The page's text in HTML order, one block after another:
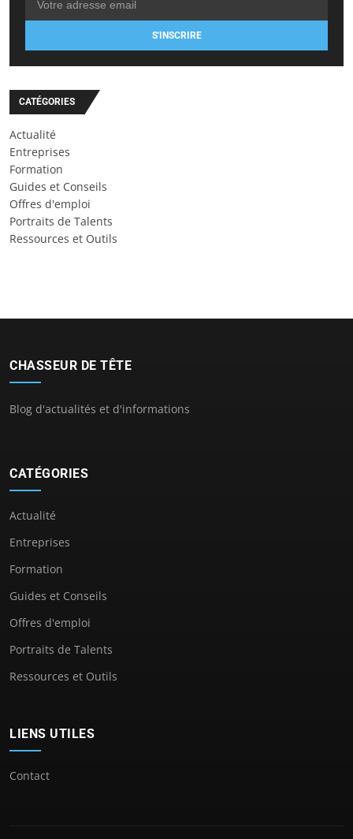
S'INSCRIRE
CATÉGORIES
Actualité
Entreprises
Formation
Guides et Conseils
Offres d'emploi
Portraits de Talents
Ressources et Outils
CHASSEUR DE TÊTE
Blog d'actualités et d'informations
CATÉGORIES
Actualité
Entreprises
Formation
Guides et Conseils
Offres d'emploi
Portraits de Talents
Ressources et Outils
LIENS UTILES
Contact